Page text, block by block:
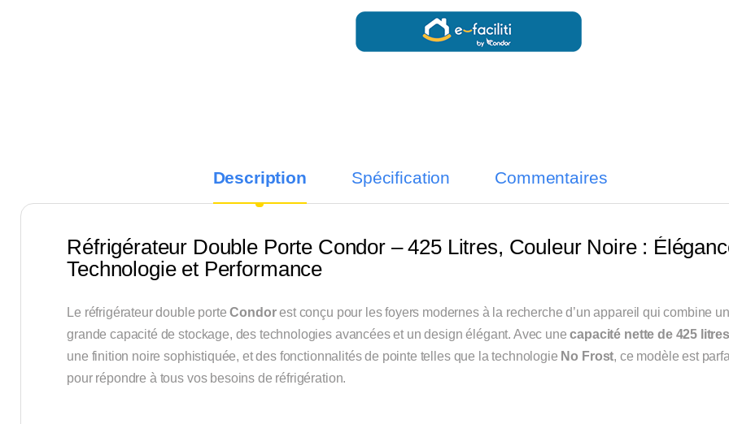
Description Spécification Commentaires
Réfrigérateur Double Porte Condor – 425 Litres, Couleur Noire :
Technologie et Performance
Le réfrigérateur double porteCondorest conçu pour les foyers modernes à la recherche d’un appareil qui combine
grande capacité de stockage, des technologies avancées et un design élégant. Avec unecapacité nette de 425 litres
une finition noire sophistiquée, et des fonctionnalités de pointe telles que la technologie No Frost, ce modèle est
pour répondre à tous vos besoins de réfrigération.